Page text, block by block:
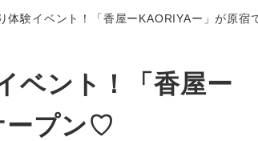
体験イベント！「香屋ーKAORIYAー」が原
ベント！「香屋ー
ープン♡